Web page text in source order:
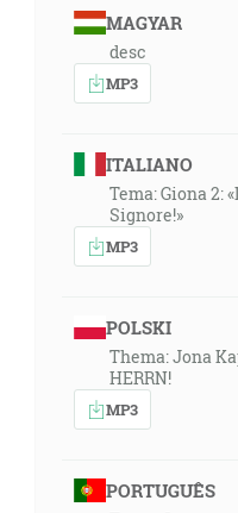
MAGYAR
desc
MP3
ITALIANO
Tema: Giona 2:
Signore!»
MP3
POLSKI
Thema: Jona
HERRN!
MP3
PORTUGUÊS